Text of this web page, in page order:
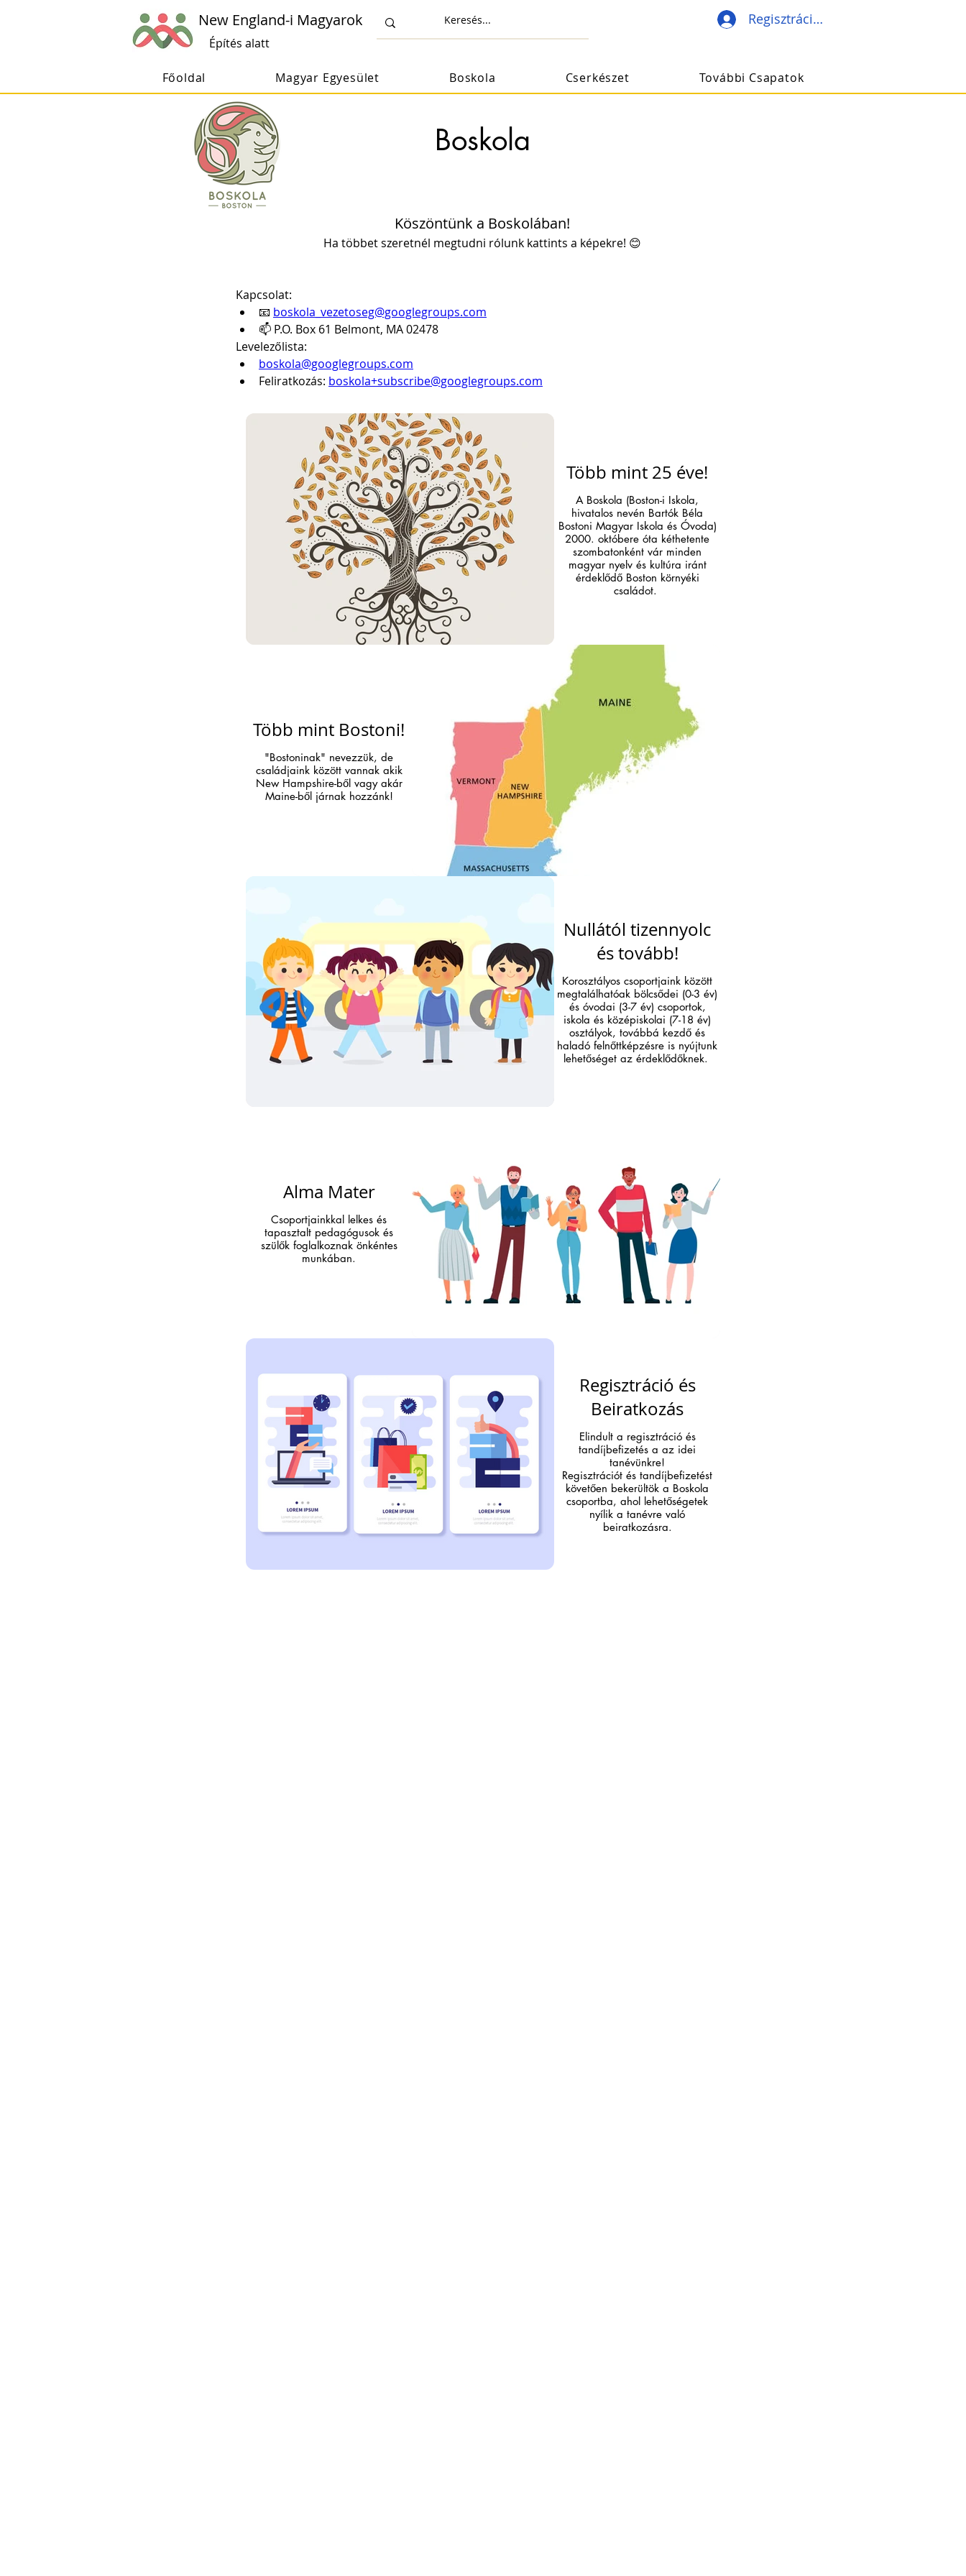
New England-i Magyarok
Építés alatt
Regisztráció/Belépés
Főoldal Magyar Egyesület Boskola Cserkészet További Csapatok
Boskola
Köszöntünk a Boskolában!
Ha többet szeretnél megtudni rólunk kattints a képekre! 😊
Kapcsolat:
📧 boskola_vezetoseg@googlegroups.com
📫 P.O. Box 61 Belmont, MA 02478
Levelezőlista:
boskola@googlegroups.com
Feliratkozás: boskola+subscribe@googlegroups.com
Több mint 25 éve!
A Boskola (Boston-i Iskola,
hivatalos nevén Bartók Béla
Bostoni Magyar Iskola és Óvoda)
2000. októbere óta kéthetente
szombatonként vár minden
magyar nyelv és kultúra iránt
érdeklődő Boston környéki
családot.
Több mint Bostoni!
"Bostoninak" nevezzük, de
családjaink között vannak akik
New Hampshire-ből vagy akár
Maine-ből járnak hozzánk!
Nullától tizennyolc
és tovább!
Korosztályos csoportjaink között
megtalálhatóak bölcsődei (0-3 év)
és óvodai (3-7 év) csoportok,
iskola és középiskolai (7-18 év)
osztályok, továbbá kezdő és
haladó felnőttképzésre is nyújtunk
lehetőséget az érdeklődőknek.
Alma Mater
Csoportjainkkal lelkes és
tapasztalt pedagógusok és
szülők foglalkoznak önkéntes
munkában.
Regisztráció és
Beiratkozás
Elindult a regisztráció és
tandíjbefizetés a az idei
tanévünkre!
Regisztrációt és tandíjbefizetést
követően bekerültök a Boskola
csoportba, ahol lehetőségetek
nyílik a tanévre való
beiratkozásra.